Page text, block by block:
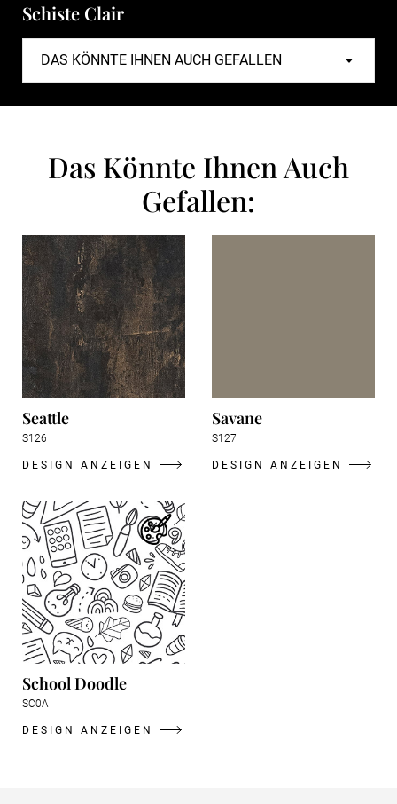
Schiste Clair
Das Könnte Ihnen Auch
Gefallen:
Seattle
S126
DESIGN ANZEIGEN
Savane
S127
DESIGN ANZEIGEN
School Doodle
SC0A
DESIGN ANZEIGEN